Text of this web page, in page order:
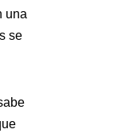
una
se